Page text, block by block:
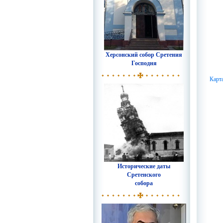
Херсонский собор Сретения
Господня
Исторические даты
Сретенского
собора